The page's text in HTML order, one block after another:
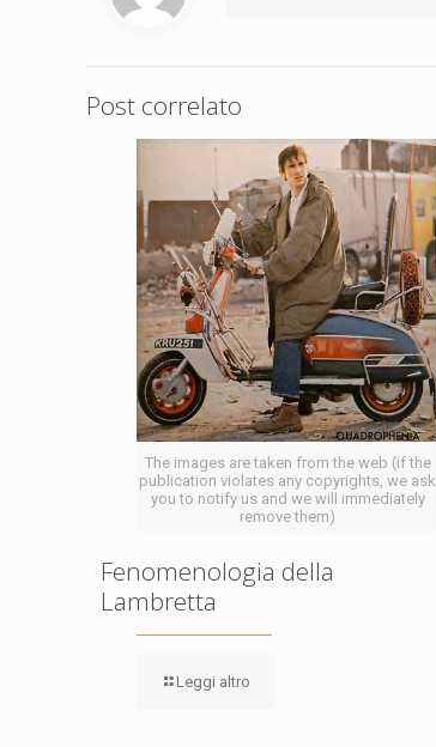
Post correlato
The images are taken from the web (if the
publication violates any copyrights, we ask
you to notify us and we will immediately
remove them)
Fenomenologia della
Lambretta
Leggi altro